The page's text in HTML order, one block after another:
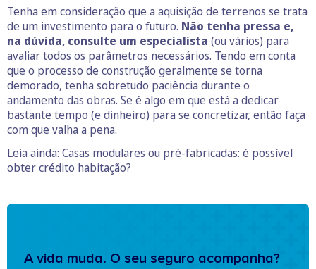
Tenha em consideração que a aquisição de terrenos se trata
de um investimento para o futuro. Não tenha pressa e,
na dúvida, consulte um especialista (ou vários) para
avaliar todos os parâmetros necessários. Tendo em conta
que o processo de construção geralmente se torna
demorado, tenha sobretudo paciência durante o
andamento das obras. Se é algo em que está a dedicar
bastante tempo (e dinheiro) para se concretizar, então faça
com que valha a pena.
Leia ainda: Casas modulares ou pré-fabricadas: é possível
obter crédito habitação?
A vida muda. O seu seguro acompanha?